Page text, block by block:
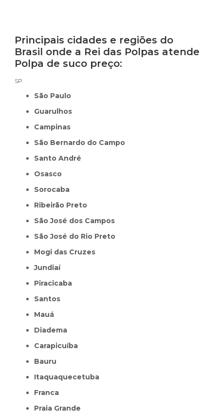
Principais cidades e regiões do
Brasil onde a Rei das Polpas atende
Polpa de suco preço:
SP
São Paulo
Guarulhos
Campinas
São Bernardo do Campo
Santo André
Osasco
Sorocaba
Ribeirão Preto
São José dos Campos
São José do Rio Preto
Mogi das Cruzes
Jundiaí
Piracicaba
Santos
Mauá
Diadema
Carapicuíba
Bauru
Itaquaquecetuba
Franca
Praia Grande